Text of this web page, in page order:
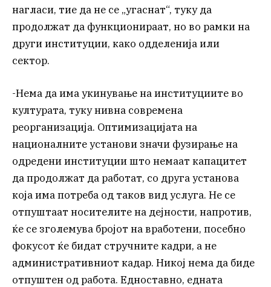
нагласи, тие да не се „угаснат“, туку да
продолжат да функционираат, но во рамки на
други институции, како одделенија или
сектор.
-Нема да има укинување на институциите во
културата, туку нивна современа
реорганизација. Оптимизацијата на
националните установи значи фузирање на
одредени институции што немаат капацитет
да продолжат да работат, со друга установа
која има потреба од таков вид услуга. Не се
отпуштаат носителите на дејности, напротив,
ќе се зголемува бројот на вработени, посебно
фокусот ќе бидат стручните кадри, а не
административниот кадар. Никој нема да биде
отпуштен од работа. Едноставно, едната